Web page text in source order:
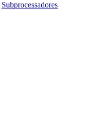
Subprocessadores